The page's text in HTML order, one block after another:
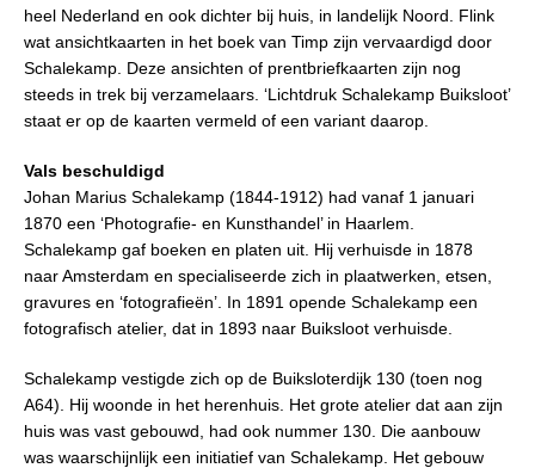
heel Nederland en ook dichter bij huis, in landelijk Noord. Flink
wat ansichtkaarten in het boek van Timp zijn vervaardigd door
Schalekamp. Deze ansichten of prentbriefkaarten zijn nog
steeds in trek bij verzamelaars. ‘Lichtdruk Schalekamp Buiksloot’
staat er op de kaarten vermeld of een variant daarop.
Vals beschuldigd
Johan Marius Schalekamp (1844-1912) had vanaf 1 januari
1870 een ‘Photografie- en Kunsthandel’ in Haarlem.
Schalekamp gaf boeken en platen uit. Hij verhuisde in 1878
naar Amsterdam en specialiseerde zich in plaatwerken, etsen,
gravures en ‘fotografieën’. In 1891 opende Schalekamp een
fotografisch atelier, dat in 1893 naar Buiksloot verhuisde.
Schalekamp vestigde zich op de Buiksloterdijk 130 (toen nog
A64). Hij woonde in het herenhuis. Het grote atelier dat aan zijn
huis was vast gebouwd, had ook nummer 130. Die aanbouw
was waarschijnlijk een initiatief van Schalekamp. Het gebouw